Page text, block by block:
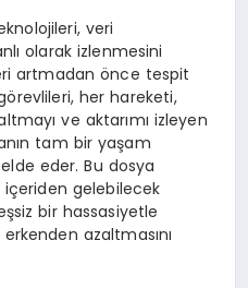
veri
olarak izlenmesini
artmadan önce tespit
her hareketi,
ve aktarımı izleyen
tam bir yaşam
eder. Bu dosya
içeriden gelebilecek
bir hassasiyetle
azaltmasını